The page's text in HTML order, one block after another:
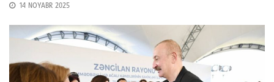
14 NOYABR 2025